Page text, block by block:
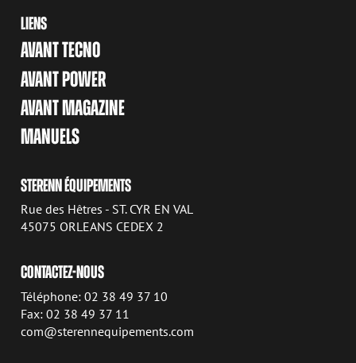
LIENS
AVANT TECNO
AVANT POWER
AVANT MAGAZINE
MANUELS
STERENN ÉQUIPEMENTS
Rue des Hêtres - ST. CYR EN VAL
45075 ORLEANS CEDEX 2
CONTACTEZ-NOUS
Téléphone: 02 38 49 37 10
Fax: 02 38 49 37 11
com@sterennequipements.com